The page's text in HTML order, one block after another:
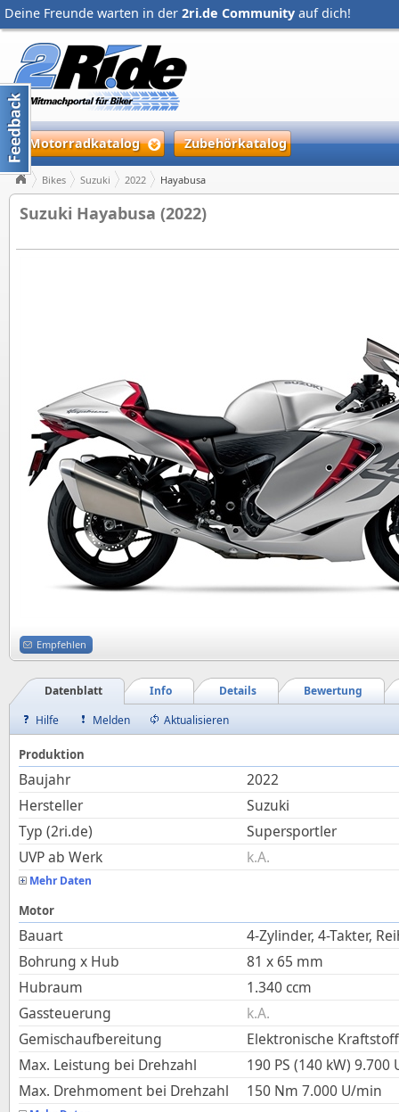
Deine Freunde warten in der 2ri.de Community auf dich!
Motorradkatalog Zubehörkatalog
Bikes Suzuki 2022 Hayabusa
Suzuki Hayabusa (2022)
Empfehlen
Bewertung
Details
Info
Datenblatt
Hilfe
Melden Aktualisieren
Produktion
Baujahr
2022
Hersteller
Suzuki
Typ (2ri.de)
Supersportler
UVP ab Werk
k.A.
Mehr Daten
Motor
Bauart
4-Zylinder, 4-Takter,
Bohrung x Hub
81 x 65 mm
Hubraum
1.340 ccm
Gassteuerung
k.A.
Gemischaufbereitung
Elektronische
Max. Leistung bei Drehzahl
190 PS (140 kW) 9.700
Max. Drehmoment bei Drehzahl
150 Nm 7.000 U/min